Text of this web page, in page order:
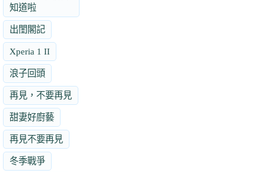
知道啦
出閨閣記
Xperia 1 II
浪子回頭
再見，不要再見
甜妻好廚藝
再見不要再見
冬季戰爭